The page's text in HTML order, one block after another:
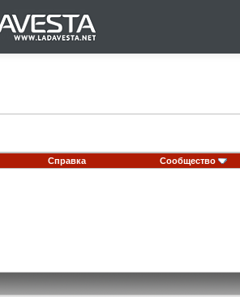
Справка Сообщество